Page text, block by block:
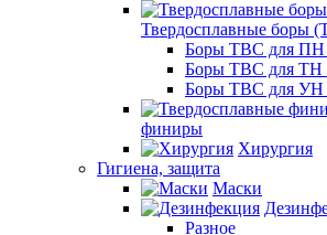
Твердосплавные боры
Боры ТВС для ПН
Боры ТВС для ТН
Боры ТВС для УН
финиры
Хирургия
Гигиена, защита
Маски
Разное